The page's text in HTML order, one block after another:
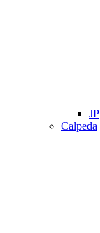
JP
Calpeda